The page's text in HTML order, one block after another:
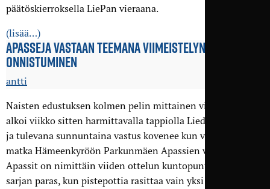
päätöskierroksella LiePan vieraana.
(lisää…)
APASSEJA VASTAAN TEEMANA VIIMEISTELYN
ONNISTUMINEN
antti
Naisten edustuksen kolmen pelin mittainen vieraskiertue
alkoi viikko sitten harmittavalla tappiolla Liedon Pallolle,
ja tulevana sunnuntaina vastus kovenee kun vuorossa on
matka Hämeenkyröön Parkunmäen Apassien vieraaksi.
Apassit on nimittäin viiden ottelun kunto­puntarissa koko
sarjan paras, kun pistepottia rasittaa vain yksi tasapeli.